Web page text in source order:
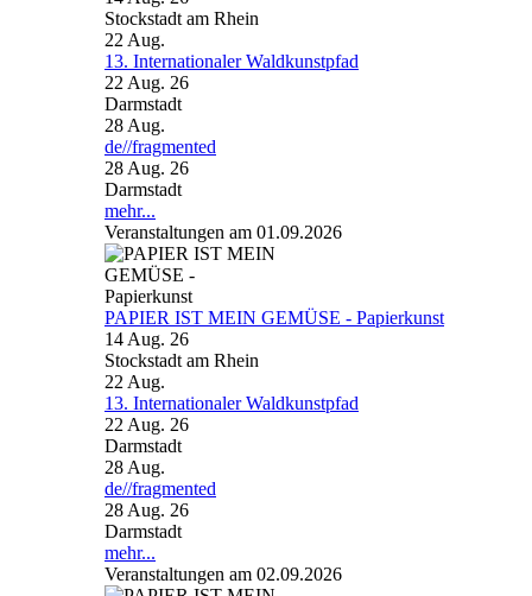
Stockstadt am Rhein
22 Aug.
13. Internationaler Waldkunstpfad
22 Aug. 26
Darmstadt
28 Aug.
de//fragmented
28 Aug. 26
Darmstadt
mehr...
Veranstaltungen am 01.09.2026
PAPIER IST MEIN GEMÜSE - Papierkunst
14 Aug. 26
Stockstadt am Rhein
22 Aug.
13. Internationaler Waldkunstpfad
22 Aug. 26
Darmstadt
28 Aug.
de//fragmented
28 Aug. 26
Darmstadt
mehr...
Veranstaltungen am 02.09.2026